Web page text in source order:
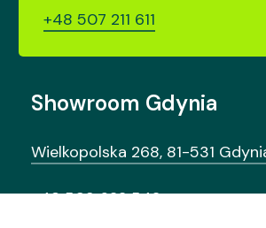
+48 507 211 611
Showroom Gdynia
Wielkopolska 268, 81-531
+48 509 622 542